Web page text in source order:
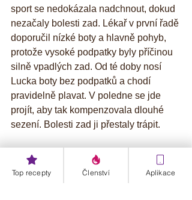
sport se nedokázala nadchnout, dokud
nezačaly bolesti zad. Lékař v první řadě
doporučil nízké boty a hlavně pohyb,
protože vysoké podpatky byly příčinou
silně vpadlých zad. Od té doby nosí
Lucka boty bez podpatků a chodí
pravidelně plavat. V poledne se jde
projít, aby tak kompenzovala dlouhé
sezení. Bolesti zad ji přestaly trápit.
Věřím, že ti můj článek na téma: Co na
bolest zad aspoň trošku pomohl.
Další ozázky piš prosím dolů do
Top recepty Členství Aplikace